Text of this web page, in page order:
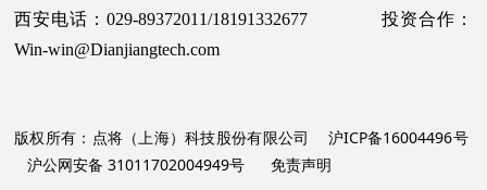
西安电话：029-89372011/18191332677 投资合作：
Win-win@Dianjiangtech.com
版权所有：点将（上海）科技股份有限公司 沪ICP备16004496号
沪公网安备 31011702004949号
免责声明